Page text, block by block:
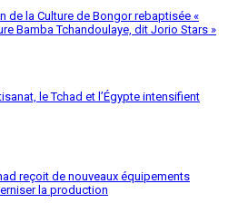
de la Culture de Bongor rebaptisée «
Bamba Tchandoulaye, dit Jorio Stars »
le Tchad et l’Égypte intensifient
reçoit de nouveaux équipements
la production